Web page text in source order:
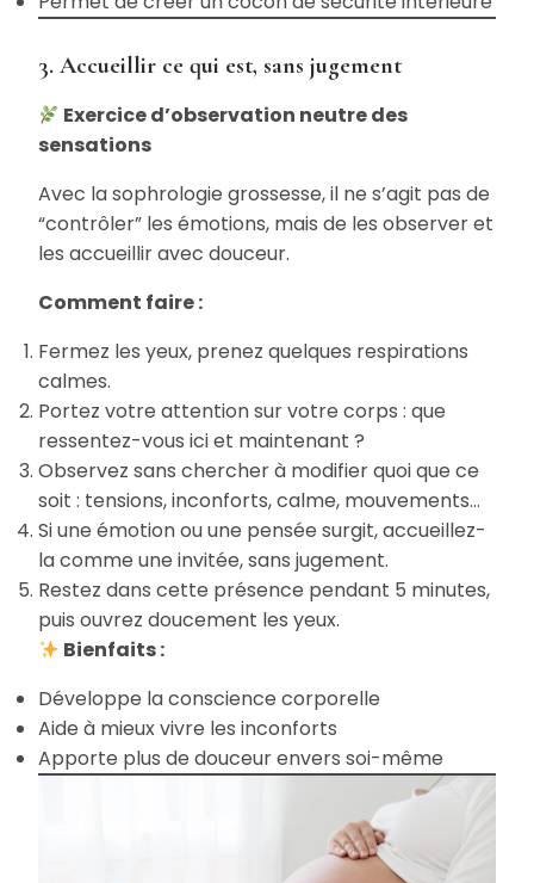
3. Accueillir ce qui est, sans jugement
Exercice d’observation neutre des
sensations
Avec la sophrologie grossesse, il ne s’agit pas de
“contrôler” les émotions, mais de les observer et
les accueillir avec douceur.
Comment faire :
Fermez les yeux, prenez quelques respirations
calmes.
Portez votre attention sur votre corps : que
ressentez-vous ici et maintenant ?
Observez sans chercher à modifier quoi que ce
soit : tensions, inconforts, calme, mouvements…
Si une émotion ou une pensée surgit, accueillez-
la comme une invitée, sans jugement.
Restez dans cette présence pendant 5 minutes,
puis ouvrez doucement les yeux.
Bienfaits :
Développe la conscience corporelle
Aide à mieux vivre les inconforts
Apporte plus de douceur envers soi-même